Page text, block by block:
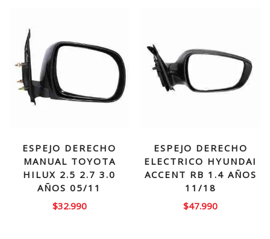
ESPEJO DERECHO
MANUAL TOYOTA
HILUX 2.5 2.7 3.0
AÑOS 05/11
$32.990
ESPEJO DERECHO
ELECTRICO HYUNDAI
ACCENT RB 1.4 AÑOS
11/18
$47.990